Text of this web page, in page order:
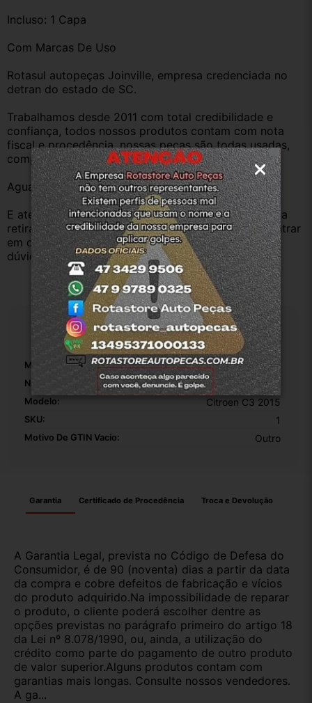
Incluso: 1 Capa
Com Marcas De Uso
Rotasul autopeças Joinville, empresa credenciada no
detran do estado de SC.
Trabalhamos desde 2011 com total credibilidade e
confiança, todos nossos produtos contam com nota
fiscal e procedência, nossas peças são todas usadas,
compramos Somente veículos baixado no Detran.
Aguardamos sua pergunta ou compra.
E atenderemos o quanto antes, caso o cliente prefira
retirar na nossa loja física também aceitamos, só entrar
em contato com a equipe Rotasul e tiramos suas
dúvidas.
Especificações
Marca: Citroen
Número De Peça: 9658601580
Modelo: Citroen C3 2015
SKU: 1
Motivo De GTIN Vacío: Outro
Garantia Certificado de Procedência Troca e Devolução
A Garantia Legal, prevista no Código de Defesa do
Consumidor, é de 90 (noventa) dias a partir da data
da compra e cobre defeitos de fabricação e vícios
do produto adquirido.Na impossibilidade de reparar
o produto, o cliente poderá escolher dentre as
opções previstas no parágrafo primeiro do artigo 18
da Lei nº 8.078/1990, ou, ainda, a utilização do
crédito como parte do pagamento de outro produto
de valor superior.Alguns produtos contam com
garantias mais longas. Consulte nossos vendedores.
A ga...